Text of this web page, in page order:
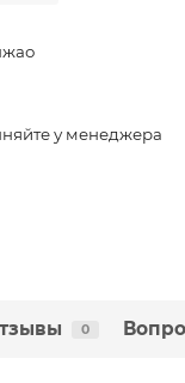
у менеджера
0